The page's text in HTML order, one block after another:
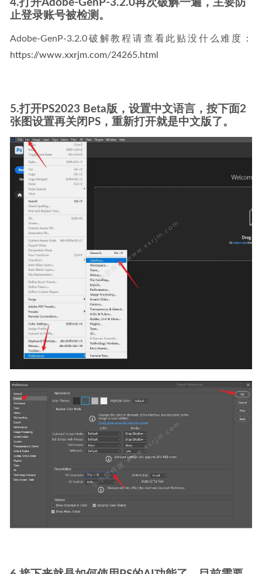
4.打开Adobe-GenP-3.2.0再次破解一遍，主要防
止登录账号被检测。
Adobe-GenP-3.2.0破解教程请查看此贴没什么难度：
https://www.xxrjm.com/24265.html
5.打开PS2023 Beta版，设置中文语言，按下面2
张图设置再关闭PS，重新打开就是中文版了。